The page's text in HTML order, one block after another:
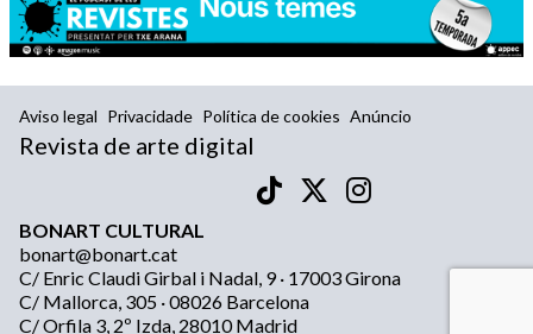
Aviso legal Privacidade Política de cookies Anúncio
Revista de arte digital
BONART CULTURAL
bonart@bonart.cat
C/ Enric Claudi Girbal i Nadal, 9 · 17003 Girona
C/ Mallorca, 305 · 08026 Barcelona
C/ Orfila 3, 2º Izda, 28010 Madrid